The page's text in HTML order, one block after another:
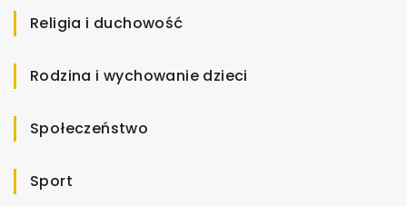
Religia i duchowość
Rodzina i wychowanie dzieci
Społeczeństwo
Sport